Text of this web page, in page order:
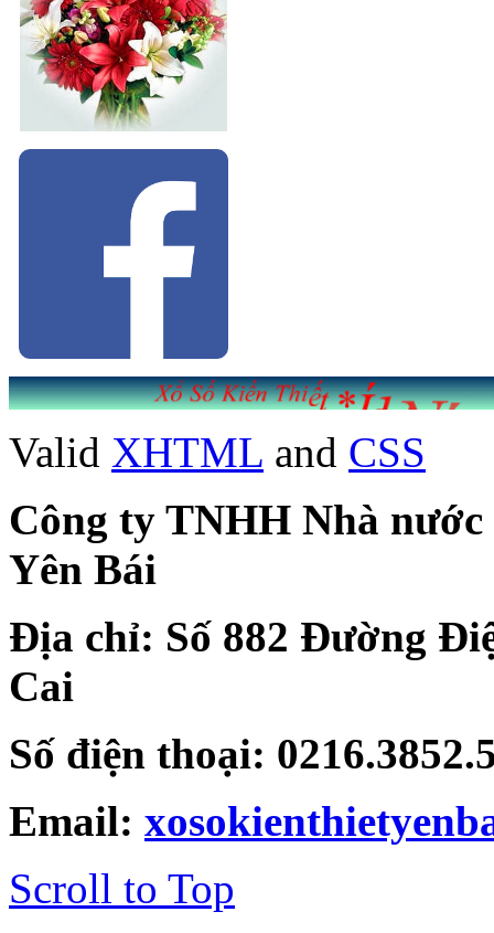
Valid XHTML and CSS
Công ty TNHH Nhà
Yên Bái
Địa chỉ: Số 882 Đường
Cai
Số điện thoại:
Email:
Scroll to Top